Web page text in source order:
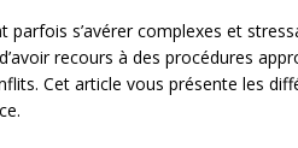
parfois s’avérer complexes et
recours à des procédures
Cet article vous présente les